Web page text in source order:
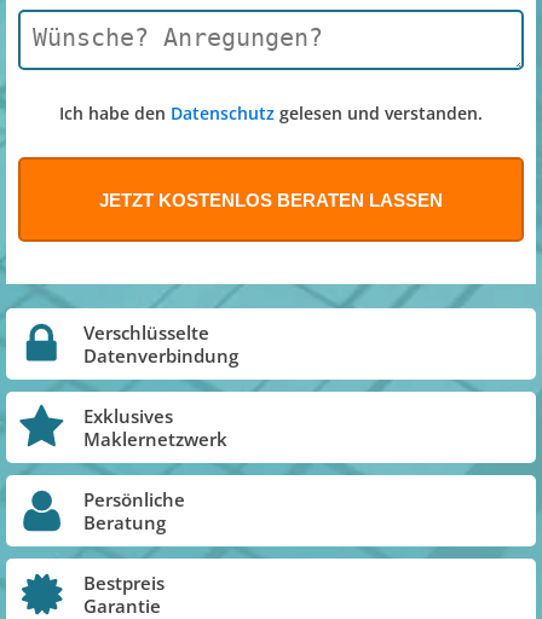
Ich habe den Datenschutz gelesen und verstanden.
Verschlüsselte
Datenverbindung
Exklusives
Maklernetzwerk
Persönliche
Beratung
Bestpreis
Garantie